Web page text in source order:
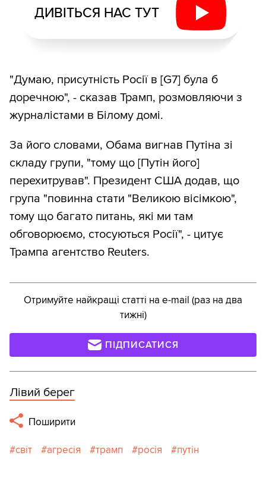
ДИВІТЬСЯ НАС ТУТ
"Думаю, присутність Росії в [G7] була б
доречною", - сказав Трамп, розмовляючи з
журналістами в Білому домі.
За його словами, Обама вигнав Путіна зі
складу групи, "тому що [Путін його]
перехитрував". Президент США додав, що
група "повинна стати "Великою вісімкою",
тому що багато питань, які ми там
обговорюємо, стосуються Росії", - цитує
Трампа агентство Reuters.
Отримуйте найкращі статті на e-mail (раз на два
тижні)
ПІДПИСАТИСЯ
Лівий берег
Поширити
світ агресія трамп росія путін